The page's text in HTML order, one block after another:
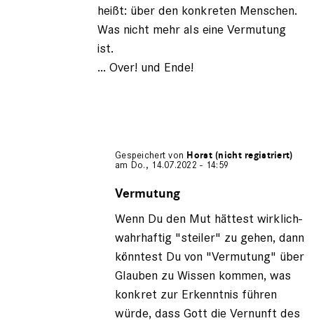
heißt: über den konkreten Menschen.
Was nicht mehr als eine Vermutung
ist.
... Over! und Ende!
Gespeichert von Horst (nicht registriert)
am Do., 14.07.2022 - 14:59
auf
Gerhard
Engel
registriert)
Vermutung
Wenn Du den Mut hättest wirklich-
wahrhaftig "steiler" zu gehen, dann
könntest Du von "Vermutung" über
Glauben zu Wissen kommen, was
konkret zur Erkenntnis führen
würde, dass Gott die Vernunft des